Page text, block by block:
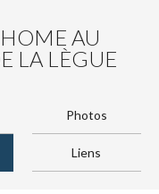
AU
LA LÈGUE
Photos
Liens